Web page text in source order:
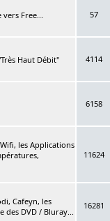
Free... 57
Haut Débit" 4114
6158
les Applications
11624
Cafeyn, les
des DVD / Bluray...
16281